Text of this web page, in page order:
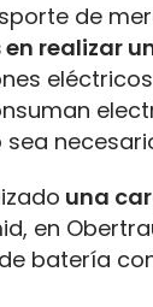
de
realizar
una
en
batería